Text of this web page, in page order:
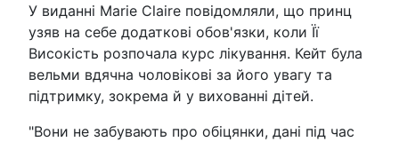
У виданні Marie Claire повідомляли, що принц
узяв на себе додаткові обов'язки, коли Її
Високість розпочала курс лікування. Кейт була
вельми вдячна чоловікові за його увагу та
підтримку, зокрема й у вихованні дітей.
"Вони не забувають про обіцянки, дані під час